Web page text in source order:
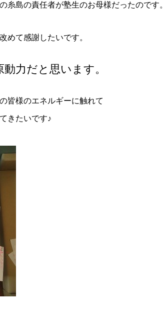
糸島の責任者が塾生のお母様だったのです。
めて感謝したいです。
力だと思います。
皆様のエネルギーに触れて
きたいです♪